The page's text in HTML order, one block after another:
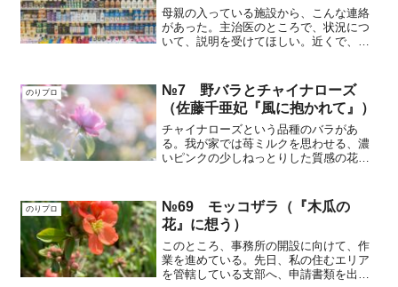
母親の入っている施設から、こんな連絡
があった。主治医のところで、状況につ
いて、説明を受けてほしい。近くで、内
隣の看護師と提携を結び、訪問医療の体
制を組んでいる。妹さんと...
のりプロ
№7 野バラとチャイナローズ
（佐藤千亜妃『風に抱かれて』）
チャイナローズという品種のバラがあ
る。我が家では苺ミルクを思わせる、濃
いピンクの少しねっとりした質感の花を
空き家となった郊外の家の手入れは、植
木や花壇も含め私の仕事となっ...
のりプロ
№69 モッコザラ（『木瓜の
花』に想う）
このところ、事務所の開設に向けて、作
業を進めている。先日、私の住むエリア
を管轄している支部へ、申請書類を出し